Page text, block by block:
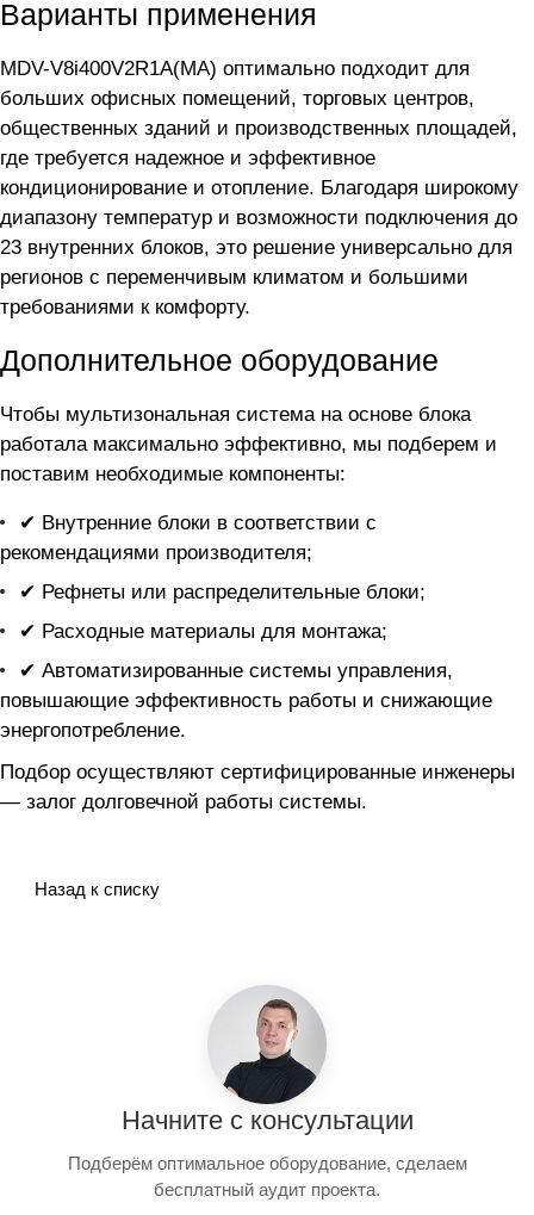
Варианты применения
MDV-V8i400V2R1A(MA) оптимально подходит для
больших офисных помещений, торговых центров,
общественных зданий и производственных площадей,
где требуется надежное и эффективное
кондиционирование и отопление. Благодаря широкому
диапазону температур и возможности подключения до
23 внутренних блоков, это решение универсально для
регионов с переменчивым климатом и большими
требованиями к комфорту.
Дополнительное оборудование
Чтобы мультизональная система на основе блока
работала максимально эффективно, мы подберем и
поставим необходимые компоненты:
✔ Внутренние блоки в соответствии с
рекомендациями производителя;
✔ Рефнеты или распределительные блоки;
✔ Расходные материалы для монтажа;
✔ Автоматизированные системы управления,
повышающие эффективность работы и снижающие
энергопотребление.
Подбор осуществляют сертифицированные инженеры
— залог долговечной работы системы.
Назад к списку
Начните с консультации
Подберём оптимальное оборудование, сделаем
бесплатный аудит проекта.